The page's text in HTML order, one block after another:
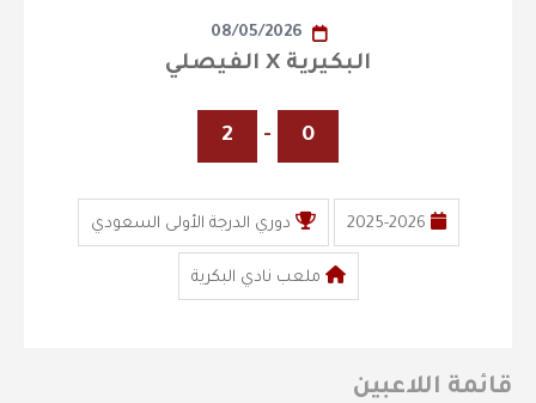
08/05/2026
البكيرية X الفيصلي
0
-
2
2025-2026 دوري الدرجة الأولى السعودي
ملعب نادي البكرية
قائمة اللاعبين